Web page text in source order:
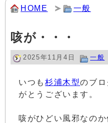
HOME 一般
咳が・・・
2025年11月4日 一般
いつも杉浦木型のブロ
がとうございます。
咳がひどい風邪なの